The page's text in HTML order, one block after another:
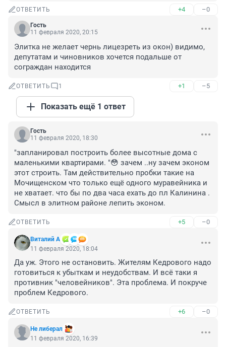
ОТВЕТИТЬ +4 –0
Гость
11 февраля 2020, 20:15
Элитка не желает чернь лицезреть из окон) видимо,
депутатам и чиновников хочется подальше от
сограждан находится
ОТВЕТИТЬ 1 +1 –5
Показать ещё 1 ответ
Гость
11 февраля 2020, 18:30
"запланировал построить более высотные дома с
маленькими квартирами. "😳 зачем ..ну зачем эконом
этот строить. Там действительно пробки такие на
Мочищенском что только ещё одного муравейника и
не хватает. что бы по два часа ехать до пл Калинина .
Смысл в элитном районе лепить эконом.
ОТВЕТИТЬ +5 –0
Виталий А
11 февраля 2020, 18:04
Да уж. Этого не остановить. Жителям Кедрового надо
готовиться к убыткам и неудобствам. И всё таки я
противник "человейников". Эта проблема. И покруче
проблем Кедрового.
ОТВЕТИТЬ +6 –0
Не либерал
11 февраля 2020, 16:39